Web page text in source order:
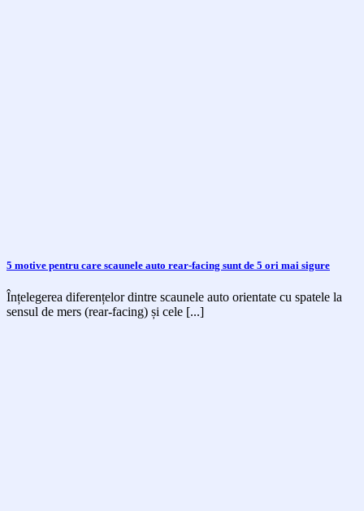
5 motive pentru care scaunele auto rear-facing sunt de 5 ori mai sigure
Înțelegerea diferențelor dintre scaunele auto orientate cu spatele la
sensul de mers (rear-facing) și cele [...]